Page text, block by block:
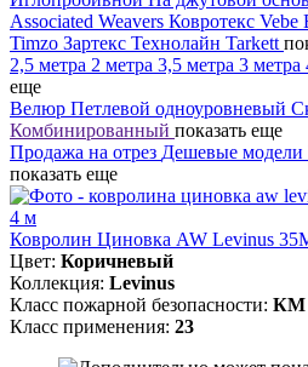
Associated Weavers Ковротекс Vebe
Timzo Зартекс Технолайн Tarkett
2,5 метра 2 метра 3,5 метра 3 метра
еще
Велюр Петлевой одноуровневый
Комбинированный показать еще
Продажа на отрез Дешевые модели
показать еще
4 м
Ковролин Циновка AW Levinus
Цвет: Коричневый
Коллекция: Levinus
Класс пожарной безопасности: КМ
Класс применения: 23